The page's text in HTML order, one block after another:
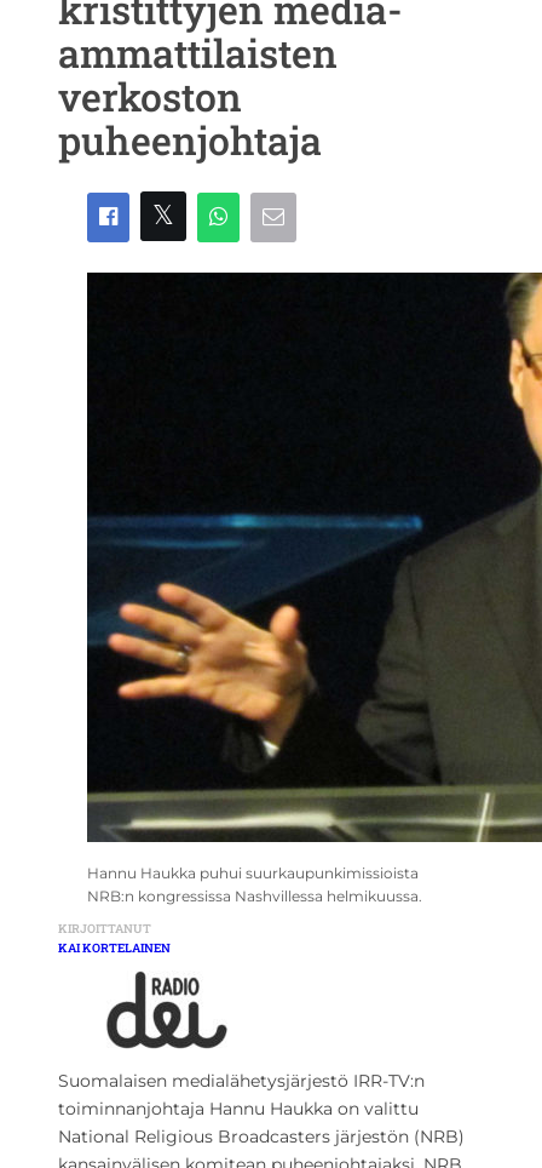
ammattilaisten
verkoston
puheenjohtaja
Hannu Haukka puhui suurkaupunkimissioista
NRB:n kongressissa Nashvillessa helmikuussa.
KIRJOITTANUT
KAI KORTELAINEN
Suomalaisen medialähetysjärjestö IRR-TV:n
toiminnanjohtaja Hannu Haukka on valittu
National Religious Broadcasters järjestön (NRB)